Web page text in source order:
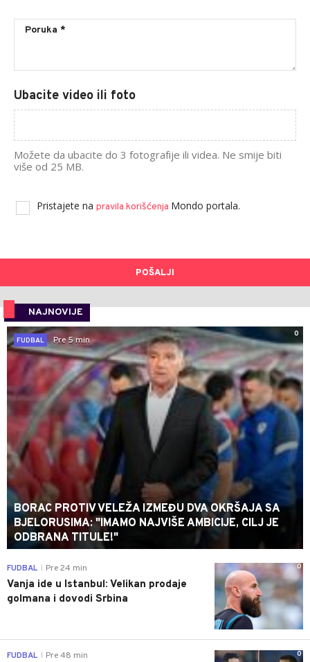
Ubacite video ili foto
Možete da ubacite do 3 fotografije ili videa. Ne smije biti
više od 25 MB.
Pristajete na pravila korišćenja Mondo portala.
POŠALJI
NAJNOVIJE
0
FUDBAL
Pre 5 min
BORAC PROTIV VELEŽA IZMEĐU DVA OKRŠAJA SA
BJELORUSIMA: "IMAMO NAJVIŠE AMBICIJE, CILJ JE
ODBRANA TITULE!"
0
FUDBAL Pre 24 min
Vanja ide u Istanbul: Velikan prodaje
golmana i dovodi Srbina
0
FUDBAL Pre 48 min